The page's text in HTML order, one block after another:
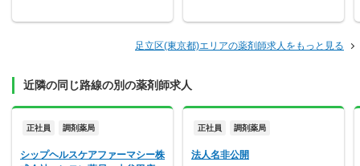
足立区(東京都)エリアの薬剤師求人をもっと見る
近隣の同じ路線の別の薬剤師求人
正社員 調剤薬局
シップヘルスケアファーマシー株
正社員 調剤薬局
法人名非公開